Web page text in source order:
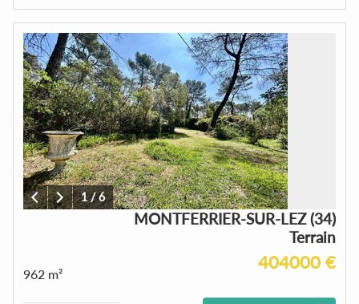
1/6
MONTFERRIER-SUR-LEZ (34)
Terrain
404000 €
962 m²